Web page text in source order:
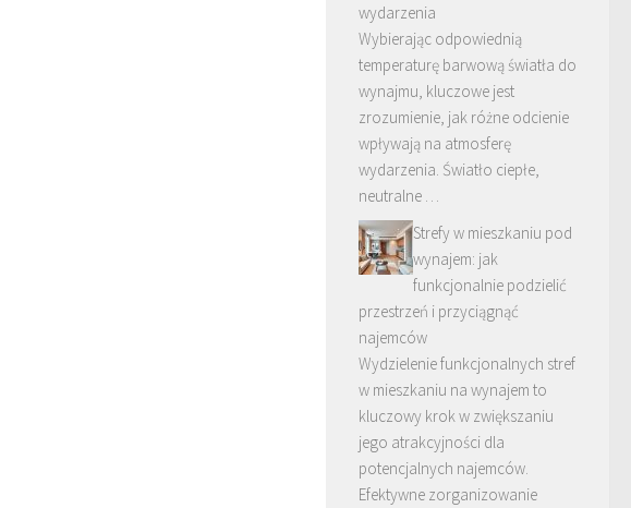
wydarzenia
Wybierając odpowiednią
temperaturę barwową światła do
wynajmu, kluczowe jest
zrozumienie, jak różne odcienie
wpływają na atmosferę
wydarzenia. Światło ciepłe,
neutralne …
Strefy w mieszkaniu pod
wynajem: jak
funkcjonalnie podzielić
przestrzeń i przyciągnąć
najemców
Wydzielenie funkcjonalnych stref
w mieszkaniu na wynajem to
kluczowy krok w zwiększaniu
jego atrakcyjności dla
potencjalnych najemców.
Efektywne zorganizowanie